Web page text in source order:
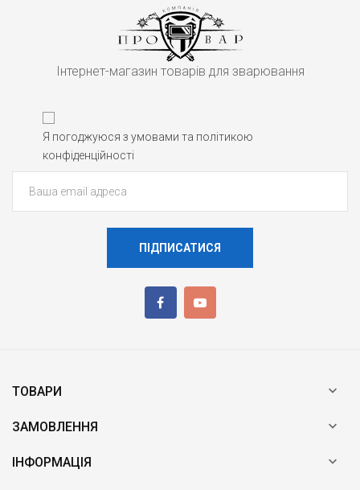
Інтернет-магазин товарів для зварювання
Я погоджуюся з умовами та політикою
конфіденційності
ПІДПИСАТИСЯ
ТОВАРИ 
ЗАМОВЛЕННЯ 
ІНФОРМАЦІЯ 